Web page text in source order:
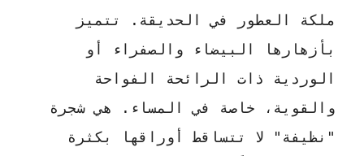
ملكة العطور في الحديقة. تتميز
بأزهارها البيضاء والصفراء أو
الوردية ذات الرائحة الفواحة
والقوية، خاصة في المساء. هي شجرة
"نظيفة" لا تتساقط أوراقها بكثرة